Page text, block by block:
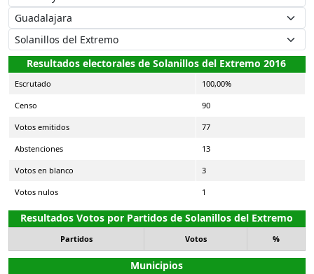
Resultados electorales de Solanillos del Extremo 2016
Escrutado 100,00%
Censo 90
Votos emitidos 77
Abstenciones 13
Votos en blanco 3
Votos nulos 1
Resultados Votos por Partidos de Solanillos del Extremo
Partidos Votos %
Municipios